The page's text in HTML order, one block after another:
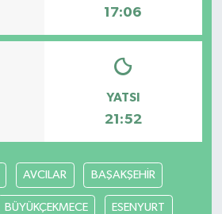
17:06
YATSI
21:52
AVCILAR BAŞAKŞEHİR
BÜYÜKÇEKMECE ESENYURT